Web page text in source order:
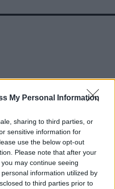
My Personal Information
sharing to third parties, or
sensitive information for
use the below opt-out
Please note that after your
may continue seeing
information utilized by
to third parties prior to